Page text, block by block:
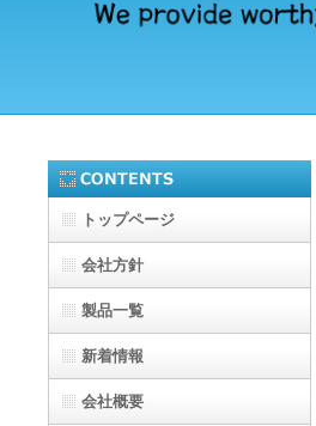
トップページ
会社方針
製品一覧
新着情報
会社概要